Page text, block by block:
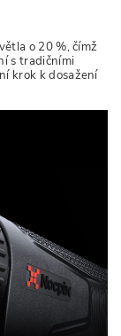
o 20 %, čímž
s tradičními
krok k dosažení